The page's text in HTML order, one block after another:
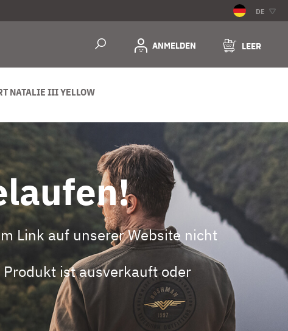
DE
ANMELDEN LEER
NATALIE III YELLOW
Link auf unserer Website nicht
ist ausverkauft oder